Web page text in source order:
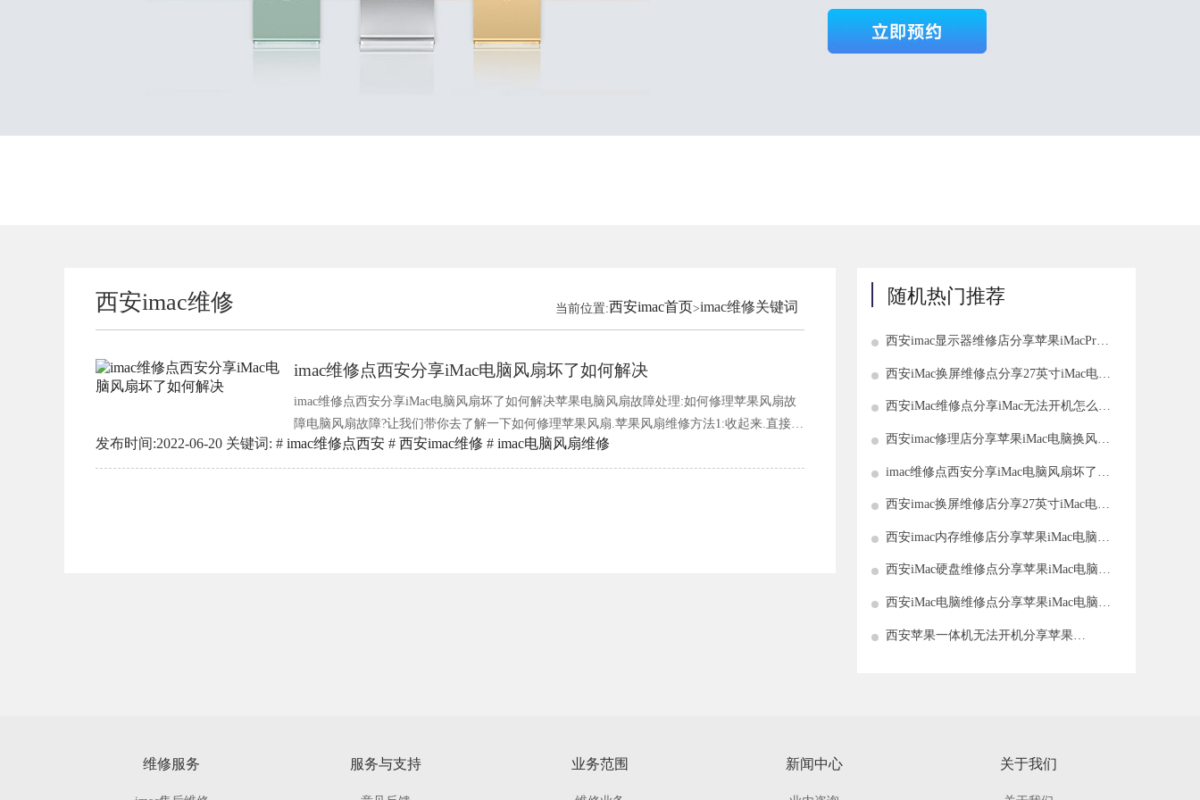
西安imac维修 当前位置:西安imac首页>imac维修关键词
imac维修点西安分享iMac电脑风扇坏了如何解决
imac维修点西安分享iMac电脑风扇坏了如何解决苹果电脑风扇故障处理:如何修理苹果风扇故
障电脑风扇故障?让我们带你去了解一下如何修理苹果风扇.苹果风扇维修方法1:收起来.直接放
好,拆下风扇,重新固定,然后重新安装.苹果风扇的维修方法2:如果风扇是回风片,用钳子夹一条
厚毛巾,然后向回风机吹风.imac维修点西安分享iMac电脑风
发布时间:2022-06-20 关键词: # imac维修点西安# 西安imac维修 # imac电脑风扇维修
随机热门推荐
西安imac显示器维修店分享苹果iMacPro
西安iMac换屏维修点分享27英寸iMac电脑
西安iMac维修点分享iMac无法开机怎么
西安imac修理店分享苹果iMac电脑换风扇
imac维修点西安分享iMac电脑风扇坏了如
西安imac换屏维修店分享27英寸iMac电脑
西安imac内存维修店分享苹果iMac电脑内
西安iMac硬盘维修点分享苹果iMac电脑硬
西安iMac电脑维修点分享苹果iMac电脑屏
西安苹果一体机无法开机分享苹果
维修服务 服务与支持 业务范围 新闻中心 关于我们